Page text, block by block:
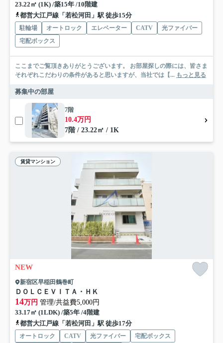
23.22㎡ (1K) /築15年 /10階建
都営大江戸線「若松河田」駅 徒歩15分
駐輪場 オートロック エレベーター CATV
光ファイバー
宅配ボックス
ここまでご覧頂きありがとうございます。 お部屋探しの際には、皆さま
それぞれこだわりの条件があると思いますが、当社では【... もっと見る
募集中の部屋
7階
10.4万円
7階 / 23.22㎡ / 1K
賃貸マンション
NEW
新宿区早稲田鶴巻町
ＤＯＬＣＥＶＩＴＡ・ＨＫ
14万円 管理/共益費5,000円
33.17㎡ (1LDK) /築5年 /4階建
都営大江戸線「若松河田」駅 徒歩17分
オートロック CATV 光ファイバー
宅配ボックス